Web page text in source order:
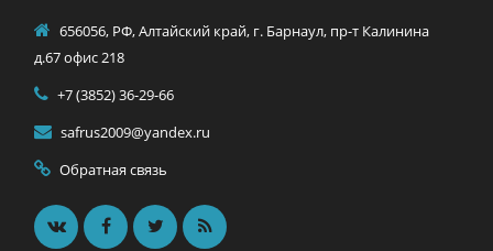
656056, РФ, Алтайский край, г. Барнаул, пр-т Калинина
д.67 офис 218
+7 (3852) 36-29-66
safrus2009@yandex.ru
Обратная связь